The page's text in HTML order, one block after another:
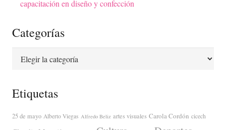
capacitación en diseño y confección
Categorías
Etiquetas
25 de mayo Alberto Viegas Alfredo Beliz artes visuales Carola Cordón cicech